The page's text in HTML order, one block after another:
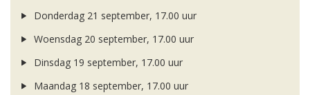
Donderdag 21 september, 17.00 uur
Woensdag 20 september, 17.00 uur
Dinsdag 19 september, 17.00 uur
Maandag 18 september, 17.00 uur